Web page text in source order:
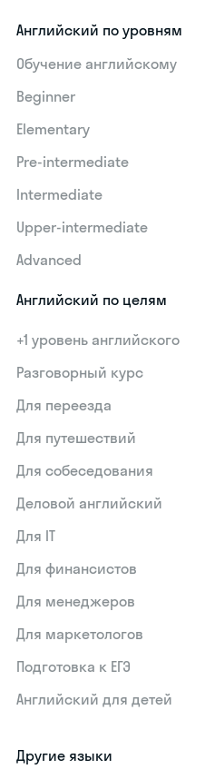
Английский по уровням
Обучение английскому
Beginner
Elementary
Pre-intermediate
Intermediate
Upper-intermediate
Advanced
Английский по целям
+1 уровень английского
Разговорный курс
Для переезда
Для путешествий
Для собеседования
Деловой английский
Для IT
Для финансистов
Для менеджеров
Для маркетологов
Подготовка к ЕГЭ
Английский для детей
Другие языки